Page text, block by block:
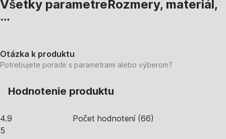
Všetky parametreRozmery, materiál,
…
Otázka k produktu
Potrebujete poradiť s parametrami alebo výberom?
Hodnotenie produktu
4.9 Počet hodnotení(66)
5